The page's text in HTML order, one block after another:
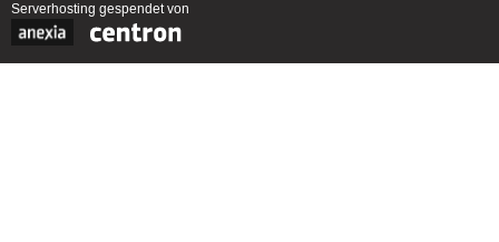
Serverhosting gespendet von